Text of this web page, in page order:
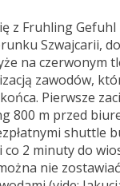
z Fruhling
Szwajcarii,
na czerwonym
zawodów,
Pierwsze
800 m przed
shuttle
co 2 minuty do
nie